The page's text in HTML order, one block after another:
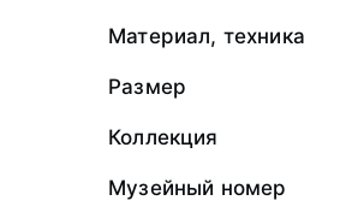
Материал, техника
Размер
Коллекция
Музейный номер